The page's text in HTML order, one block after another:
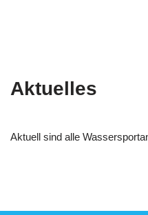
Aktuelles
Aktuell sind alle